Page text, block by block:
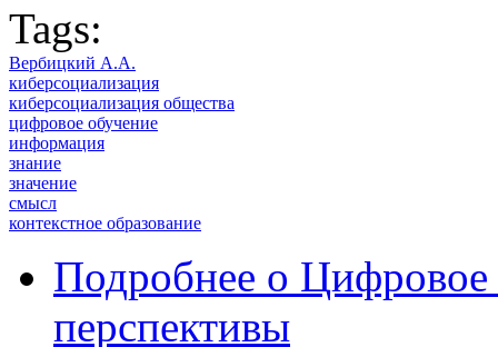
Tags:
Вербицкий А.А.
киберсоциализация
киберсоциализация общества
цифровое обучение
информация
знание
значение
смысл
контекстное образование
Подробнее о Цифровое
перспективы